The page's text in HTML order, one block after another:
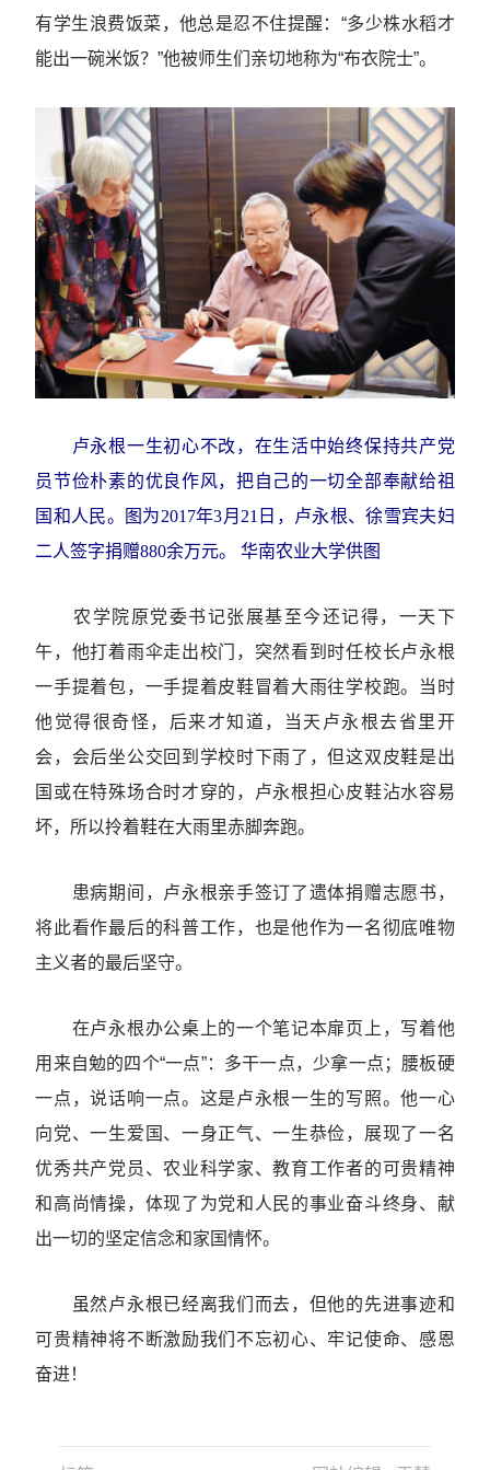
有学生浪费饭菜，他总是忍不住提醒：“多少株水稻才
能出一碗米饭？”他被师生们亲切地称为“布衣院士”。
卢永根一生初心不改，在生活中始终保持共产党
员节俭朴素的优良作风，把自己的一切全部奉献给祖
国和人民。图为2017年3月21日，卢永根、徐雪宾夫妇
二人签字捐赠880余万元。 华南农业大学供图
农学院原党委书记张展基至今还记得，一天下
午，他打着雨伞走出校门，突然看到时任校长卢永根
一手提着包，一手提着皮鞋冒着大雨往学校跑。当时
他觉得很奇怪，后来才知道，当天卢永根去省里开
会，会后坐公交回到学校时下雨了，但这双皮鞋是出
国或在特殊场合时才穿的，卢永根担心皮鞋沾水容易
坏，所以拎着鞋在大雨里赤脚奔跑。
患病期间，卢永根亲手签订了遗体捐赠志愿书，
将此看作最后的科普工作，也是他作为一名彻底唯物
主义者的最后坚守。
在卢永根办公桌上的一个笔记本扉页上，写着他
用来自勉的四个“一点”：多干一点，少拿一点；腰板硬
一点，说话响一点。这是卢永根一生的写照。他一心
向党、一生爱国、一身正气、一生恭俭，展现了一名
优秀共产党员、农业科学家、教育工作者的可贵精神
和高尚情操，体现了为党和人民的事业奋斗终身、献
出一切的坚定信念和家国情怀。
虽然卢永根已经离我们而去，但他的先进事迹和
可贵精神将不断激励我们不忘初心、牢记使命、感恩
奋进！